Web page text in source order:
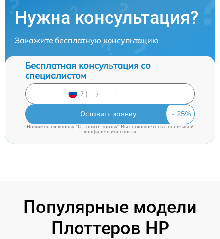
Нужна консультация?
Закажите бесплатную консультацию
Бесплатная консультация со
специалистом
Оставить заявку
Нажимая на кнопку "Оставить заявку" Вы соглашаетесь cполитикой
конфиденциальности
Популярные модели
Плоттеров HP